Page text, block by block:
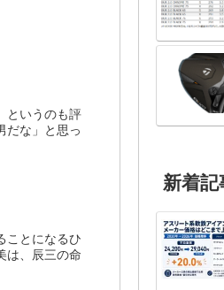
というのも評
だな」と思っ
ことになるひ
は、辰三の命
新着記